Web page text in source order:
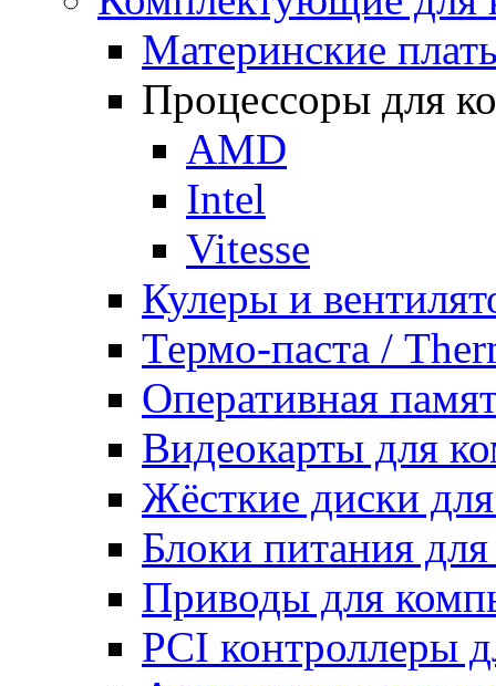
Материнские
Процессоры для
AMD
Intel
Vitesse
Кулеры и
Термо-паста /
Оперативная
Видеокарты для
Жёсткие диски
Блоки питания
Приводы для
PCI контроллеры